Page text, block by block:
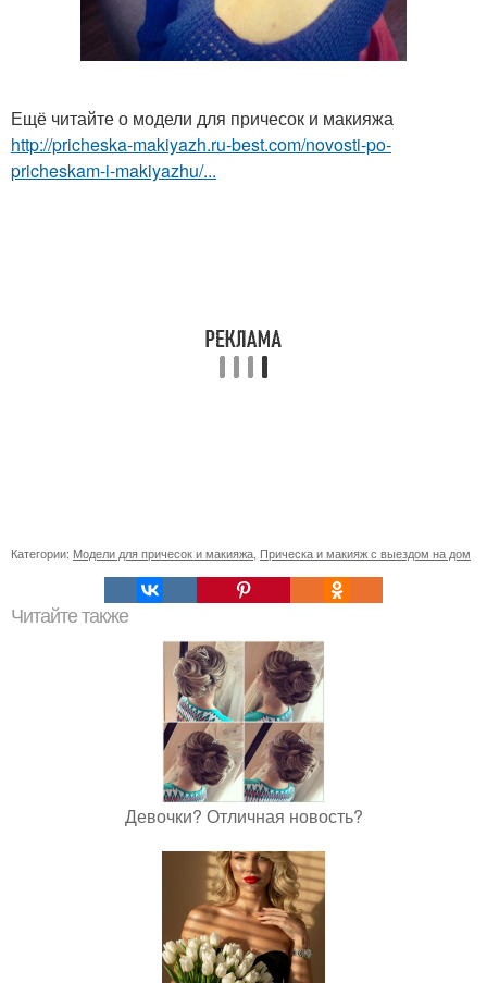
Ещё читайте о модели для причесок и макияжа
http://pricheska-makiyazh.ru-best.com/novosti-po-
pricheskam-i-makiyazhu/...
Категории: Модели для причесок и макияжа, Прическа и макияж с выездом на дом
Читайте также
Девочки? Отличная новость?